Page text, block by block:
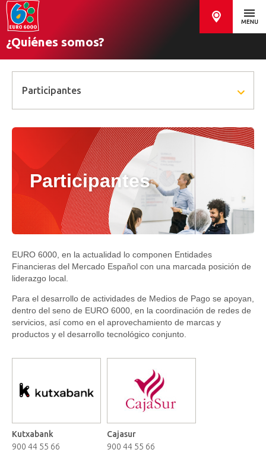
¿Quiénes somos?
Participantes
Participantes
EURO 6000 , en la actualidad lo componen Entidades
Financieras del Mercado Español con una marcada posición de
liderazgo local.
Para el desarrollo de actividades de Medios de Pago se apoyan,
dentro del seno de EURO 6000 , en la coordinación de redes de
servicios, así como en el aprovechamiento de marcas y
productos y el desarrollo tecnológico conjunto.
Kutxabank
900 44 55 66
Cajasur
900 44 55 66